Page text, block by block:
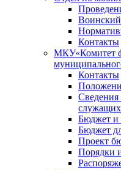
Контакты
МКУ«Комитет
Контакты
служащих
Бюджет и
Бюджет
Проект
Порядки